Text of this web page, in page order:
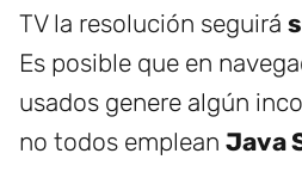
TV la resolución seguirá
Es posible que en
usados genere algún
no todos emplean Java